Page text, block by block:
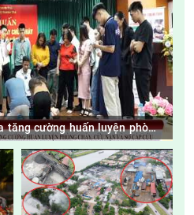
tăng cường huấn luyện phòng